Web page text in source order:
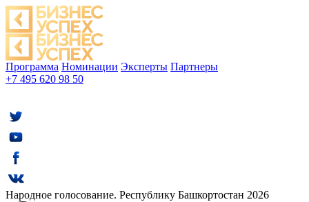
Программа Номинации Эксперты Партнеры
+7 495 620 98 50
Народное голосование. Республику Башкортостан 2026